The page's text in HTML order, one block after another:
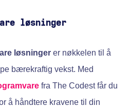
løsninger
løsninger er nøkkelen til å
bærekraftig vekst. Med
fra The Codest får du
å håndtere kravene til din